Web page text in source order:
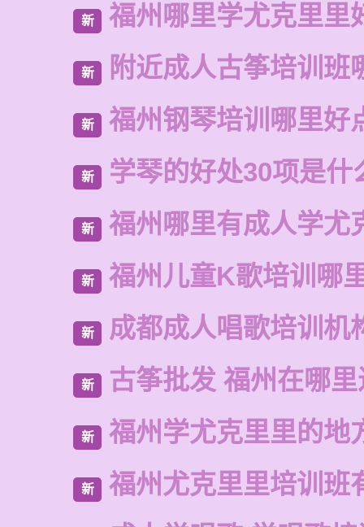
新 福州哪里学尤克里里
新 附近成人古筝培训班
新 福州钢琴培训哪里好
新 学琴的好处30项是什
新 福州哪里有成人学尤
新 福州儿童K歌培训哪
新 成都成人唱歌培训机
新 古筝批发 福州在哪
新 福州学尤克里里的地
新
福州尤克里里培训班